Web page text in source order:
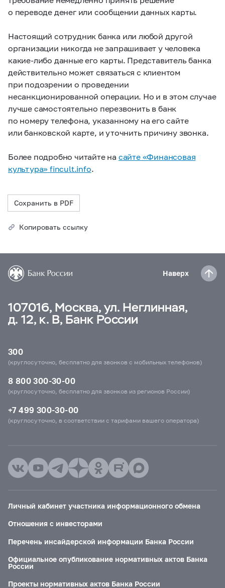
о переводе денег или сообщении данных карты.
Настоящий сотрудник банка или любой другой
организации никогда не запрашивает у человека
какие-либо данные его карты. Представитель банка
действительно может связаться с клиентом
при подозрении о проведении
несанкционированной операции. Но и в этом случае
лучше самостоятельно перезвонить в банк
по номеру телефона, указанному на его сайте
или банковской карте, и уточнить причину звонка.
Более подробно читайте на сайте «Финансовая
культура» fincult.info.
Сохранить в PDF
Копировать ссылку
Наверх
107016, Москва, ул. Неглинная,
д. 12, к. В, Банк России
300
(круглосуточно, бесплатно для звонков с мобильных телефонов)
8 800 300-30-00
(круглосуточно, бесплатно для звонков из регионов России)
+7 499 300-30-00
(круглосуточно, в соответствии с тарифами вашего оператора)
Личный кабинет участника информационного обмена
Отношения с инвесторами
Перечень инсайдерской информации Банка России
Официальное опубликование нормативных актов Банка
России
Проекты нормативных актов Банка России